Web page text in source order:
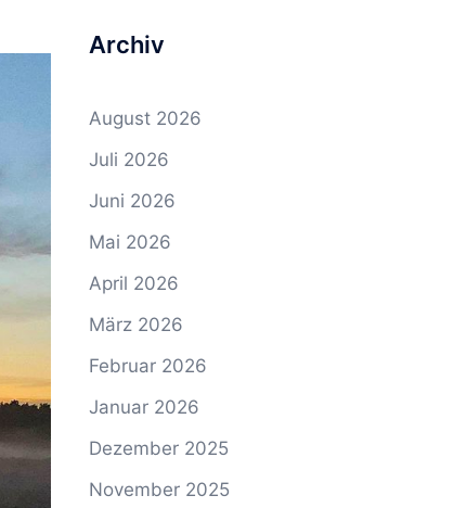
Archiv
August 2026
Juli 2026
Juni 2026
Mai 2026
April 2026
März 2026
Februar 2026
Januar 2026
Dezember 2025
November 2025